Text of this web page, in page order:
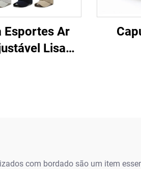
Esportes Ar
Lisa
com bordado são um item